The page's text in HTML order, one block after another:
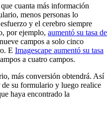
cuanta más información
menos personas lo
y el cerebro siempre
por ejemplo, aumentó su tasa de
campos a solo cinco
E Imagescape aumentó su tasa
a cuatro campos.
más conversión obtendrá. Así
su formulario y luego realice
haya encontrado la